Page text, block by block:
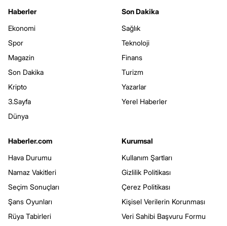
Haberler
Ekonomi
Spor
Magazin
Son Dakika
Kripto
3.Sayfa
Dünya
Son Dakika
Sağlık
Teknoloji
Finans
Turizm
Yazarlar
Yerel Haberler
Haberler.com
Hava Durumu
Namaz Vakitleri
Seçim Sonuçları
Şans Oyunları
Rüya Tabirleri
Kurumsal
Kullanım Şartları
Gizlilik Politikası
Çerez Politikası
Kişisel Verilerin Korunması
Veri Sahibi Başvuru Formu